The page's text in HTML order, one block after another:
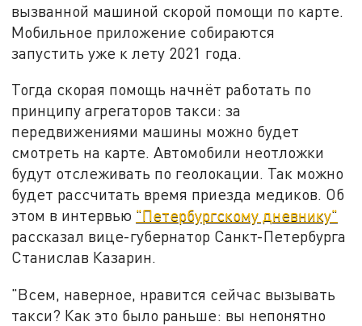
вызванной машиной скорой помощи по карте.
Мобильное приложение собираются
запустить уже к лету 2021 года.
Тогда скорая помощь начнёт работать по
принципу агрегаторов такси: за
передвижениями машины можно будет
смотреть на карте. Автомобили неотложки
будут отслеживать по геолокации. Так можно
будет рассчитать время приезда медиков. Об
этом в интервью "Петербургскому дневнику"
рассказал вице-губернатор Санкт-Петербурга
Станислав Казарин.
"Всем, наверное, нравится сейчас вызывать
такси? Как это было раньше: вы непонятно